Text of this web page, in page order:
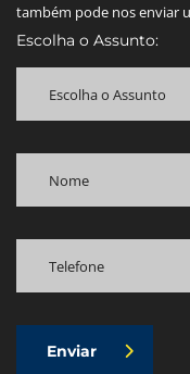
também pode nos enviar
Escolha o Assunto:
Escolha o Assunto
Enviar